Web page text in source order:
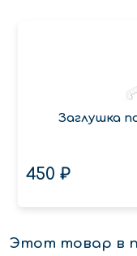
Заглушка
450 ₽
Этот товар в